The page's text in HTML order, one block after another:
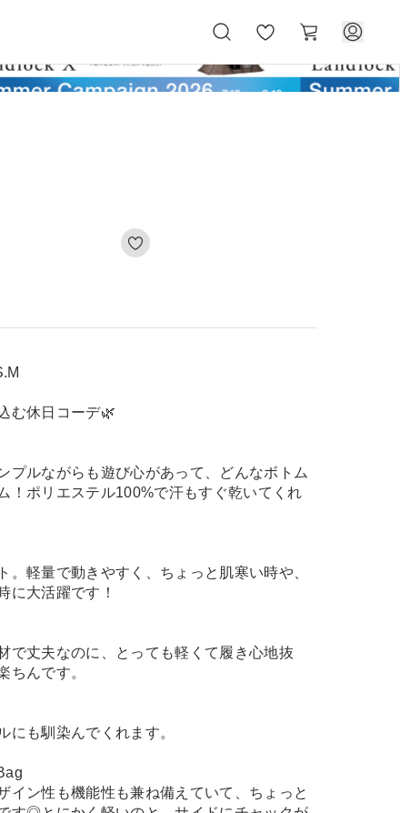
気
に
ー
ト
む休日コーデ🌿
プルながらも遊び心があって、どんなボトム
！ポリエステル100%で汗もすぐ乾いてくれ
。軽量で動きやすく、ちょっと肌寒い時や、
に大活躍です！
で丈夫なのに、とっても軽くて履き心地抜
ちんです。
にも馴染んでくれます。
イン性も機能性も兼ね備えていて、ちょっと